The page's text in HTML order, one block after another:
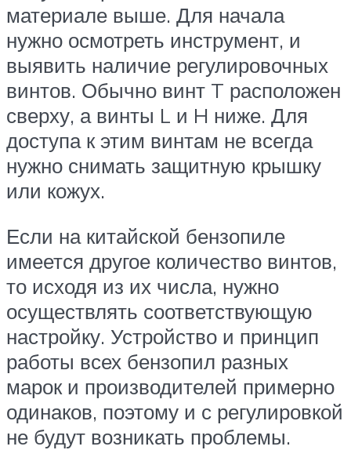
материале выше. Для начала
нужно осмотреть инструмент, и
выявить наличие регулировочных
винтов. Обычно винт T расположен
сверху, а винты L и H ниже. Для
доступа к этим винтам не всегда
нужно снимать защитную крышку
или кожух.
Если на китайской бензопиле
имеется другое количество винтов,
то исходя из их числа, нужно
осуществлять соответствующую
настройку. Устройство и принцип
работы всех бензопил разных
марок и производителей примерно
одинаков, поэтому и с регулировкой
не будут возникать проблемы.